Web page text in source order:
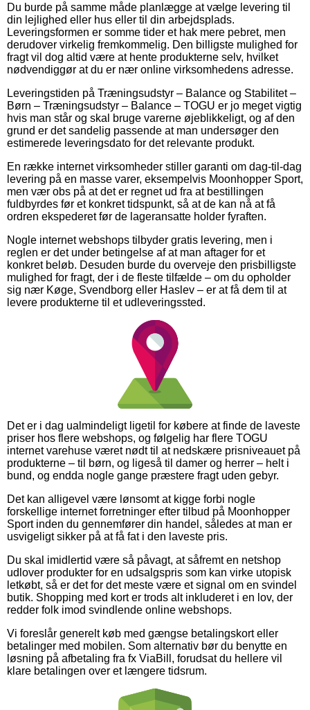
Du burde på samme måde planlægge at vælge levering til
din lejlighed eller hus eller til din arbejdsplads.
Leveringsformen er somme tider et hak mere pebret, men
derudover virkelig fremkommelig. Den billigste mulighed for
fragt vil dog altid være at hente produkterne selv, hvilket
nødvendiggør at du er nær online virksomhedens adresse.
Leveringstiden på Træningsudstyr – Balance og Stabilitet –
Børn – Træningsudstyr – Balance – TOGU er jo meget vigtig
hvis man står og skal bruge varerne øjeblikkeligt, og af den
grund er det sandelig passende at man undersøger den
estimerede leveringsdato for det relevante produkt.
En række internet virksomheder stiller garanti om dag-til-dag
levering på en masse varer, eksempelvis Moonhopper Sport,
men vær obs på at det er regnet ud fra at bestillingen
fuldbyrdes før et konkret tidspunkt, så at de kan nå at få
ordren ekspederet før de lageransatte holder fyraften.
Nogle internet webshops tilbyder gratis levering, men i
reglen er det under betingelse af at man aftager for et
konkret beløb. Desuden burde du overveje den prisbilligste
mulighed for fragt, der i de fleste tilfælde – om du opholder
sig nær Køge, Svendborg eller Haslev – er at få dem til at
levere produkterne til et udleveringssted.
Det er i dag ualmindeligt ligetil for købere at finde de laveste
priser hos flere webshops, og følgelig har flere TOGU
internet varehuse været nødt til at nedskære prisniveauet på
produkterne – til børn, og ligeså til damer og herrer – helt i
bund, og endda nogle gange præstere fragt uden gebyr.
Det kan alligevel være lønsomt at kigge forbi nogle
forskellige internet forretninger efter tilbud på Moonhopper
Sport inden du gennemfører din handel, således at man er
usvigeligt sikker på at få fat i den laveste pris.
Du skal imidlertid være så påvagt, at såfremt en netshop
udlover produkter for en udsalgspris som kan virke utopisk
letkøbt, så er det for det meste være et signal om en svindel
butik. Shopping med kort er trods alt inkluderet i en lov, der
redder folk imod svindlende online webshops.
Vi foreslår generelt køb med gængse betalingskort eller
betalinger med mobilen. Som alternativ bør du benytte en
løsning på afbetaling fra fx ViaBill, forudsat du hellere vil
klare betalingen over et længere tidsrum.